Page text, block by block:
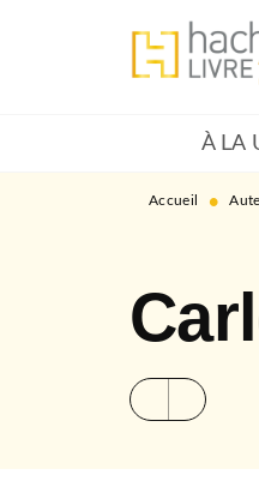
MENU
À LA
Accueil •